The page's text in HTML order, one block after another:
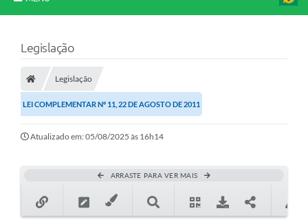
Transparência
Legislação
Editais
Covid-19 / Vacinação
Secretarias
Legislação
Legislação
LEI COMPLEMENTAR Nº 11, 22 DE AGOSTO DE 2011
Atualizado em: 05/08/2025 às 16h14
ARRASTE PARA VER MAIS